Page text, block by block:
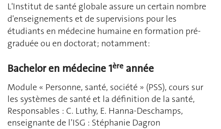
L'Institut de santé globale assure un certain nombre
d'enseignements et de supervisions pour les
étudiants en médecine humaine en formation pré-
graduée ou en doctorat; notamment:
Bachelor en médecine 1ère année
Module « Personne, santé, société » (PSS), cours sur
les systèmes de santé et la définition de la santé,
Responsables : C. Luthy, E. Hanna-Deschamps,
enseignante de l’ISG : Stéphanie Dagron